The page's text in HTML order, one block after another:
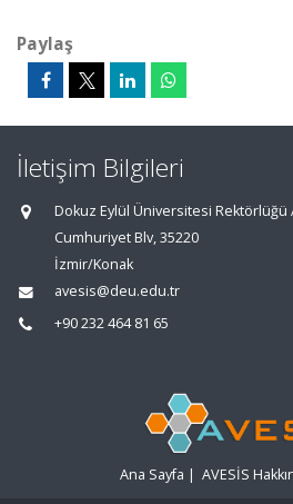
Paylaş
İletişim Bilgileri
Dokuz Eylül Üniversitesi Rektörlüğü
Cumhuriyet Blv, 35220
İzmir/Konak
avesis@deu.edu.tr
+90 232 464 81 65
Ana Sayfa | AVESİS